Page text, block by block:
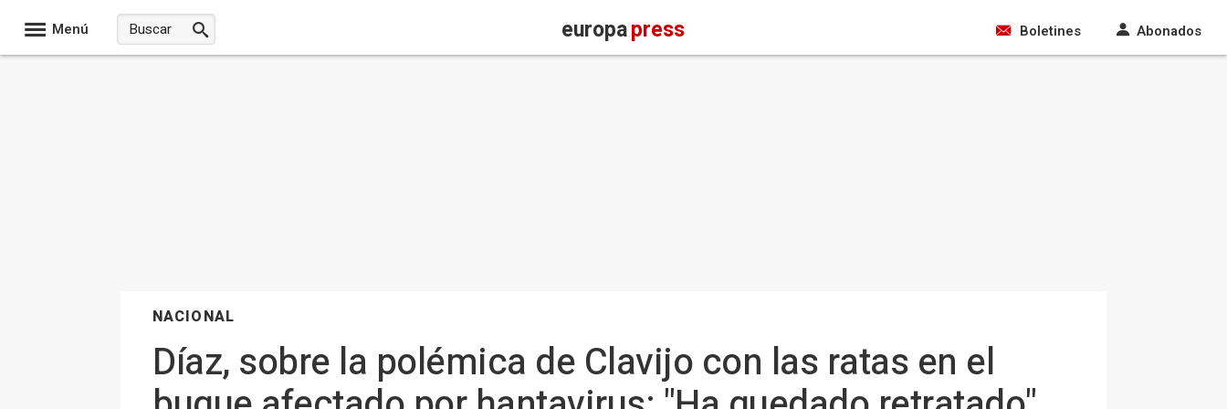
Menú europapress Boletines Abonados
NACIONAL
Díaz, sobre la polémica de Clavijo con las ratas en el